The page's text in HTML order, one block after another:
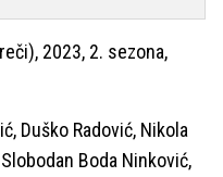
2023, 2. sezona,
Duško Radović, Nikola
Boda Ninković,